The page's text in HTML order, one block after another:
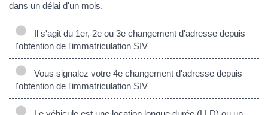
dans un délai d'un mois.
Il s'agit du 1er, 2e ou 3e changement d'adresse depuis
l'obtention de l'immatriculation SIV
Vous signalez votre 4e changement d'adresse depuis
l'obtention de l'immatriculation SIV